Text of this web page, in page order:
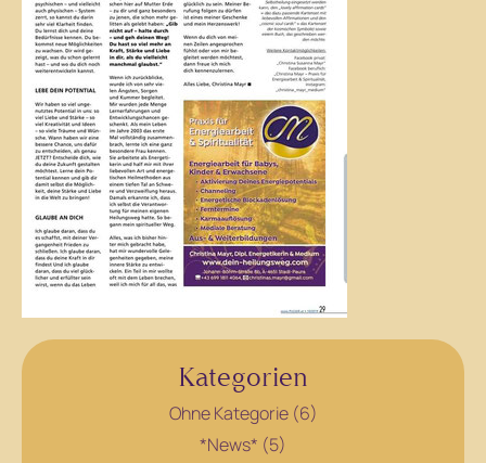
Kategorien
Ohne Kategorie (6)
*News* (5)